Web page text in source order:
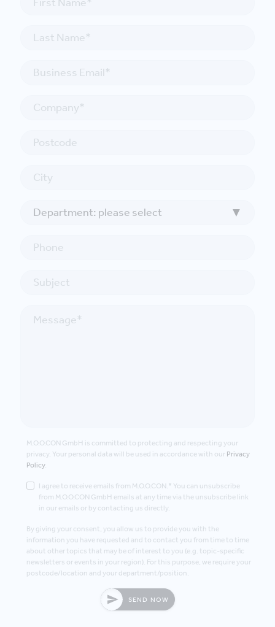
M.O.O.CON GmbH is committed to protecting and respecting your
privacy. Your personal data will be used in accordance with our Privacy
Policy.
I agree to receive emails from M.O.O.CON.* You can unsubscribe
from M.O.O.CON GmbH emails at any time via the unsubscribe link
in our emails or by contacting us directly.
By giving your consent, you allow us to provide you with the
information you have requested and to contact you from time to time
about other topics that may be of interest to you (e.g. topic-specific
newsletters or events in your region). For this purpose, we require your
postcode/location and your department/position.
SEND NOW